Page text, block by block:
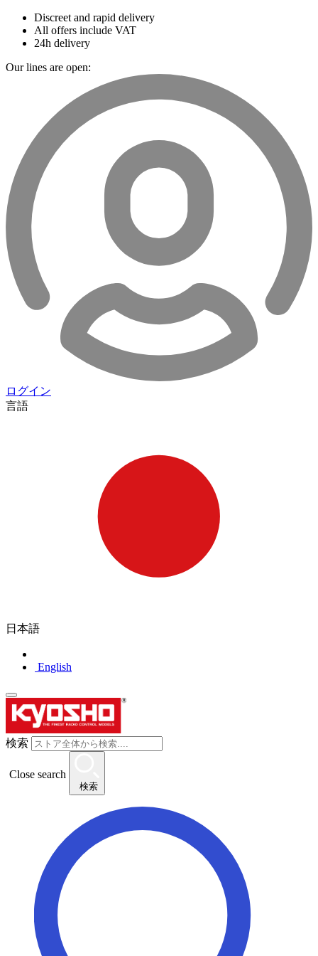
Discreet and rapid delivery
All offers include VAT
24h delivery
Our lines are open:
ログイン
言語
日本語
English
検索
Close search
検索